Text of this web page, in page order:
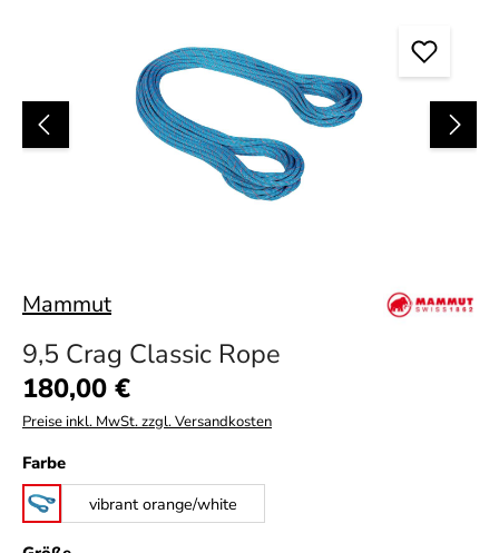
Mammut
9,5 Crag Classic Rope
Regulärer Preis:
180,00 €
Preise inkl. MwSt. zzgl. Versandkosten
Farbeauswählen
blue/white
vibrant orange/white